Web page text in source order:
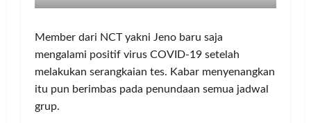
Member dari NCT yakni Jeno baru saja
mengalami positif virus COVID-19 setelah
melakukan serangkaian tes. Kabar menyenangkan
itu pun berimbas pada penundaan semua jadwal
grup.